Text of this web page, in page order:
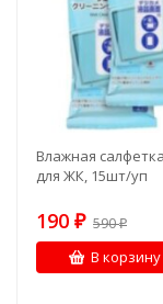
Влажная
для ЖК, 15шт/уп
190 ₽ 590₽
В корзину